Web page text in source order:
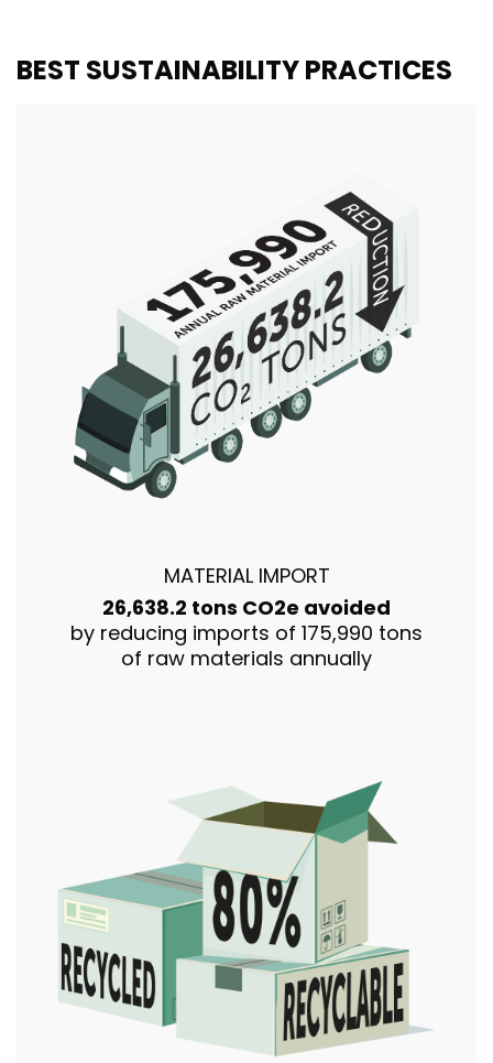
BEST SUSTAINABILITY PRACTICES
MATERIAL IMPORT
26,638.2 tons CO2e avoided
by reducing imports of 175,990 tons
of raw materials annually